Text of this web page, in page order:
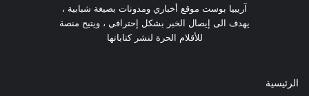
آريبيا بوست موقع أخباري ومدونات بصيغة شبابية ،
يهدف الى إيصال الخبر بشكل إحترافي ، ويتيح منصة
للأقلام الحرة لنشر كتاباتها
الرئيسية